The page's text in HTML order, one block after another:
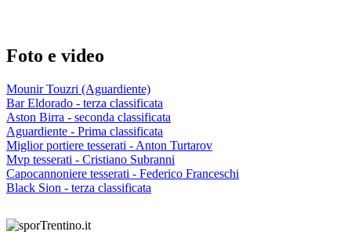
Foto e video
Mounir Touzri (Aguardiente)
Bar Eldorado - terza classificata
Aston Birra - seconda classificata
Aguardiente - Prima classificata
Miglior portiere tesserati - Anton Turtarov
Mvp tesserati - Cristiano Subranni
Capocannoniere tesserati - Federico Franceschi
Black Sion - terza classificata